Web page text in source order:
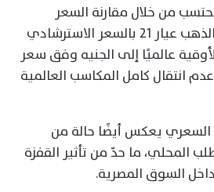
من خلال مقارنة السعر
المحلي الفعلي لجرام الذهب عيار 21 بالسعر الاسترشادي
عالميًا إلى الجنيه وفق سعر
انتقال كامل المكاسب العالمية
السعري يعكس أيضًا حالة من
المحلي، ما حدّ من تأثير القفزة
السوق المصرية.